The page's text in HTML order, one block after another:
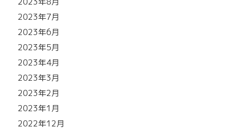
2023年7月
2023年6月
2023年5月
2023年4月
2023年3月
2023年2月
2023年1月
2022年12月